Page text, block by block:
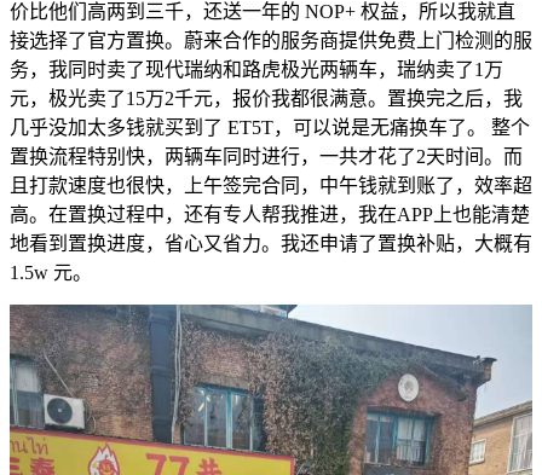
价比他们高两到三千，还送一年的 NOP+ 权益，所以我就直
接选择了官方置换。蔚来合作的服务商提供免费上门检测的服
务，我同时卖了现代瑞纳和路虎极光两辆车，瑞纳卖了1万
元，极光卖了15万2千元，报价我都很满意。置换完之后，我
几乎没加太多钱就买到了 ET5T，可以说是无痛换车了。 整个
置换流程特别快，两辆车同时进行，一共才花了2天时间。而
且打款速度也很快，上午签完合同，中午钱就到账了，效率超
高。在置换过程中，还有专人帮我推进，我在APP上也能清楚
地看到置换进度，省心又省力。我还申请了置换补贴，大概有
1.5w 元。